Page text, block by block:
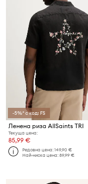
-5%* с код: FS
Ленена риза AllSaints TRI
Текуща цена:
85,99 €
Редовна цена:149,90 €
Най-ниска цена:89,99 €